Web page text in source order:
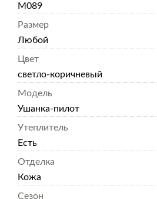
M089
Размер
Любой
Цвет
светло-коричневый
Модель
Ушанка-пилот
Утеплитель
Есть
Отделка
Кожа
Сезон